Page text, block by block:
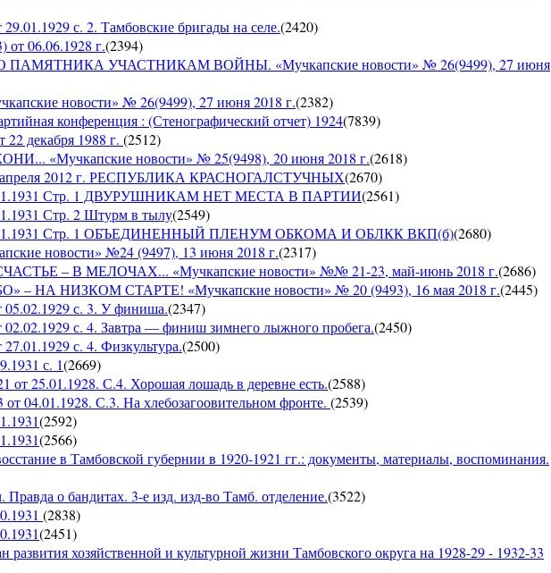
с. 2. Тамбовские бригады на селе.(2420)
от 06.06.1928 г.(2394)
УЧАСТНИКАМ ВОЙНЫ. «Мучкапские новости» № 26(9499), 27 июня
новости» № 26(9499), 27 июня 2018 г.(2382)
конференция : (Стенографический отчет) 1924(7839)
декабря 1988 г. (2512)
«Мучкапские новости» № 25(9498), 20 июня 2018 г.(2618)
апреля 2012 г. РЕСПУБЛИКА КРАСНОГАЛСТУЧНЫХ(2670)
Стр. 1 ДВУРУШНИКАМ НЕТ МЕСТА В ПАРТИИ(2561)
Стр. 2 Штурм в тылу(2549)
Стр. 1 ОБЪЕДИНЕННЫЙ ПЛЕНУМ ОБКОМА И ОБЛКК ВКП(б)(2680)
новости» №24 (9497), 13 июня 2018 г.(2317)
– В МЕЛОЧАХ... «Мучкапские новости» №№ 21-23, май-июнь 2018 г.(2686)
НИЗКОМ СТАРТЕ! «Мучкапские новости» № 20 (9493), 16 мая 2018 г.(2445)
с. 3. У финиша.(2347)
с. 4. Завтра — финиш зимнего лыжного пробега.(2450)
с. 4. Физкультура.(2500)
с. 1(2669)
от 25.01.1928. С.4. Хорошая лошадь в деревне есть.(2588)
04.01.1928. С.3. На хлебозагоовительном фронте. (2539)
(2592)
(2566)
в Тамбовской губернии в 1920-1921 гг.: документы, материалы, воспоминания.
о бандитах. 3-е изд. изд-во Тамб. отделение.(3522)
(2838)
(2451)
хозяйственной и культурной жизни Тамбовского округа на 1928-29 - 1932-33